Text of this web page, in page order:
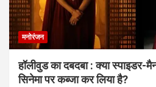
मनोरंजन
हॉलीवुड का दबदबा : क्या स्पाइडर-
सिनेमा पर कब्जा कर लिया है?